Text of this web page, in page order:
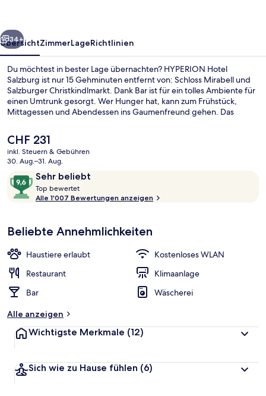
Weiter
34+
ÜbersichtZimmerLageRichtlinien
Du möchtest in bester Lage übernachten? HYPERION Hotel
Salzburg ist nur 15 Gehminuten entfernt von: Schloss Mirabell und
Salzburger Christkindlmarkt. Dank Bar ist für ein tolles Ambiente für
einen Umtrunk gesorgt. Wer Hunger hat, kann zum Frühstück,
Mittagessen und Abendessen ins Gaumenfreund gehen. Das
Bewertungen von anderen Reisenden.
Der
aktuelle
Preis
CHF 231.
CHF 231
inkl. Steuern & Gebühren
30. Aug.–31. Aug.
Bewertungen
Sehr beliebt
9,6
von
10,
beliebt
Top bewertet
o
b
w
Alle 1'007 Bewertungen anzeigen
Beliebte Annehmlichkeiten
Haustiere erlaubt
Kostenloses WLAN
Restaurant
Klimaanlage
Bar
Wäscherei
Alle anzeigen
Wichtigste Merkmale (12)
Sich wie zu Hause fühlen (6)